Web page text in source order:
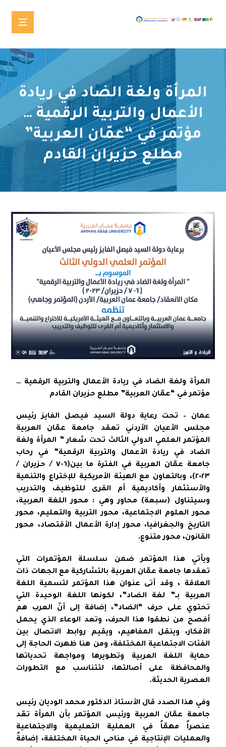
المرأة ولغة الضاد في ريادة
الأعمال والتربية الرقمية …
مؤتمر في “عمّان العربية”
مطلع حزيران القادم
المرأة ولغة الضاد في ريادة الأعمال والتربية الرقمية …
مؤتمر في “عمّان العربية” مطلع حزيران القادم
عمان – تحت رعاية دولة السيد فيصل الفايز رئيس
مجلس الأعيان الأردني تعقد جامعة عمّان العربية
المؤتمر العلمي الدولي الثالث تحت شعار ” المرأة ولغة
الضاد في ريادة الأعمال والتربية الرقمية” في رحاب
جامعة عمّان العربية في الفترة ما بين(٦-٧ / حزيران /
٢٠٢٣)، وبالتعاون مع الهيئة الأمريكية للإختراع والتنمية
والأستثمار وأكاديمية أم القرى للتوظيف والتدريب
وسيتناول (سبعة) محاور وهي : محور اللغة العربية،
محور العلوم الاجتماعية، محور التربية والتعليم، محور
التاريخ والجغرافيا، محور إدارة الأعمال الأقتصاد، محور
القانون، محور متنوع.
ويأتي هذا المؤتمر ضمن سلسلة المؤتمرات التي
تعقدها جامعة عمّان العربية بالتشاركية مع الجهات ذات
العلاقة ، وقد أتى عنوان هذا المؤتمر لتسمية اللغة
العربية بــ” لغة الضاد”، لكونها اللغة الوحيدة التي
تحتوي على حرف “الضاد”، إضافة إلى أنّ العرب هم
أفصح من نطقوا هذا الحرف، وتعد الوعاء الذي يحمل
الأفكار، وينقل المفاهيم، ويقيم روابط الاتصال بين
الفئات الاجتماعية المختلفة، ومن هنا ظهرت الحاجة إلى
حماية اللغة العربية وتطويرها ومواجهة تحدياتها
والمحافظة على أصالتها، لتتناسب مع التطورات
العصرية الحديثة.
وفي هذا الصدد قال الأستاذ الدكتور محمد الوديان رئيس
جامعة عمّان العربية ورئيس المؤتمر بأن المرأة تعّد
عنصراً مهمّاً في العملية التعليمية والاجتماعية
والعمليات الإنتاجية في مناحي الحياة المختلفة، إضافةً